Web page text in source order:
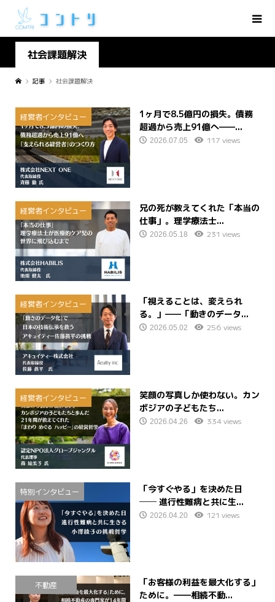
社会課題解決
記事 社会課題解決
経営者インタビュー
1ヶ月で8.5億円の損失。債務
超過から売上91億へ——...
2026.07.05 117 views
経営者インタビュー
兄の死が教えてくれた「本当の
仕事」。理学療法士...
2026.05.18 231 views
経営者インタビュー
「視えることは、変えられ
る。」——「動きのデータ...
2026.05.02 256 views
経営者インタビュー
笑顔の写真しか使わない。カン
ボジアの子どもたち...
2026.04.26 334 views
特別インタビュー
「今すぐやる」を決めた日
── 進行性難病と共に生...
2026.04.20 121 views
不動産
「お客様の利益を最大化する」
ために。――相続不動...